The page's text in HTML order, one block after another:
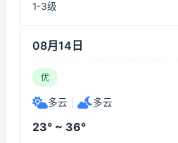
1-3级
08月14日
优
多云 多云
23° ~ 36°